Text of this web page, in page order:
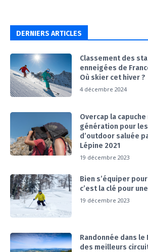
DERNIERS ARTICLES
Classement des
enneigées de
Où skier cet hiver ?
4 décembre 2024
Overcap la
génération pour
d’outdoor saluée
Lépine 2021
19 décembre 2023
Bien s’équiper
c’est la clé pour
19 décembre 2023
Randonnée dans le
des meilleurs